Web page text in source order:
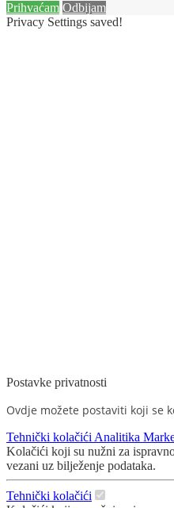
Prihvaćam Odbijam
Privacy Settings saved!
Postavke privatnosti
Ovdje možete postaviti koji se
Tehnički kolačići Analitika
Kolačići koji su nužni za
vezani uz bilježenje podataka.
Tehnički kolačići